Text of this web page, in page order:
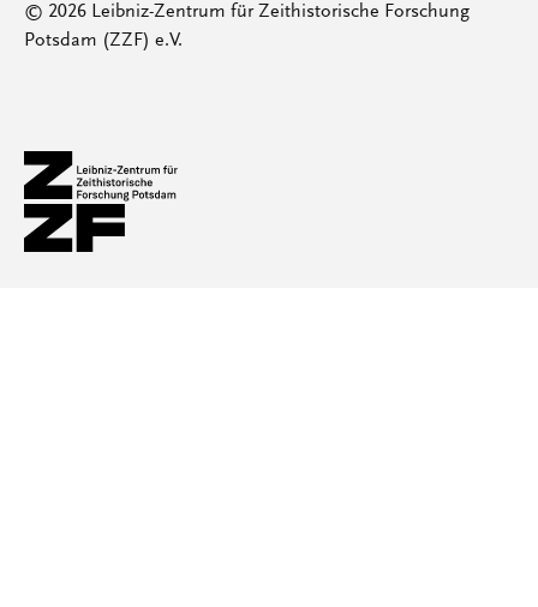
© 2026 Leibniz-Zentrum für Zeithistorische Forschung
Potsdam (ZZF) e.V.